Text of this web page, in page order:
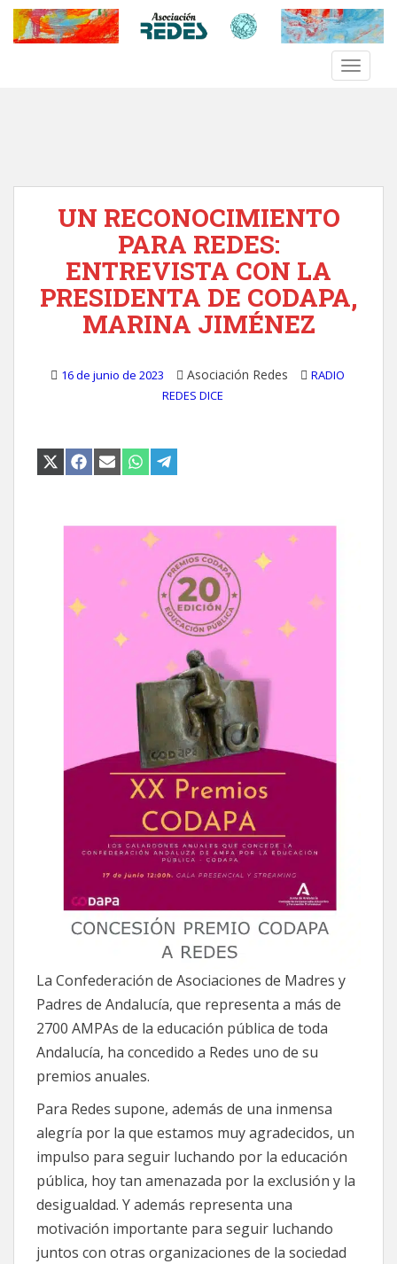
UN RECONOCIMIENTO
PARA REDES:
ENTREVISTA CON LA
PRESIDENTA DE CODAPA,
MARINA JIMÉNEZ
16 de junio de 2023 Asociación Redes
RADIO
REDES DICE
COMPARTIR
EN
COMPARTIR
EN
COMPARTIR
EN
COMPARTIR
EN
COMPARTIR
EN
La Confederación de Asociaciones de Madres y
Padres de Andalucía, que representa a más de
2700 AMPAs de la educación pública de toda
Andalucía, ha concedido a Redes uno de su
premios anuales.
Para Redes supone, además de una inmensa
alegría por la que estamos muy agradecidos, un
impulso para seguir luchando por la educación
pública, hoy tan amenazada por la exclusión y la
desigualdad. Y además representa una
motivación importante para seguir luchando
juntos con otras organizaciones de la sociedad